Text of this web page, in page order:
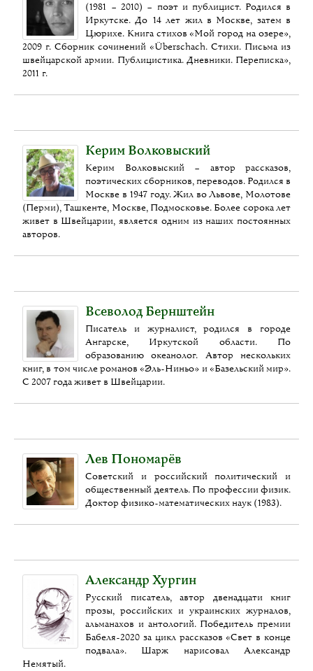
(1981 – 2010) – поэт и публицист. Родился в
Иркутске. До 14 лет жил в Москве, затем в
Цюрихе. Книга стихов «Мой город на озере»,
2009 г. Сборник сочинений «Überschach. Стихи. Письма из
швейцарской армии. Публицистика. Дневники. Переписка»,
2011 г.
Керим Волковыский
Керим Волковыский – автор рассказов,
поэтических сборников, переводов. Родился в
Москве в 1947 году. Жил во Львове, Молотове
(Перми), Ташкенте, Москве, Подмосковье. Более сорока лет
живет в Швейцарии, является одним из наших постоянных
авторов.
Всеволод Бернштейн
Писатель и журналист, родился в городе
Ангарске, Иркутской области. По
образованию океанолог. Автор нескольких
книг, в том числе романов «Эль-Ниньо» и «Базельский мир».
С 2007 года живет в Швейцарии.
Лев Пономарёв
Советский и российский политический и
общественный деятель. По профессии физик.
Доктор физико-математических наук (1983).
Александр Хургин
Русский писатель, автор двенадцати книг
прозы, российских и украинских журналов,
альманахов и антологий. Победитель премии
Бабеля-2020 за цикл рассказов «Свет в конце
подвала». Шарж нарисовал Александр
Немятый.